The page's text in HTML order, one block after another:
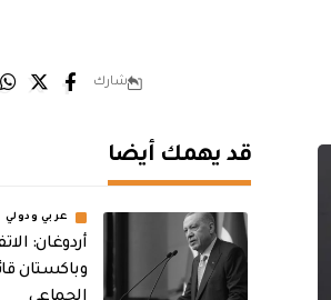
شارك
قد يهمك أيضا
عربي ودولي
أردوغان:
وباكستان